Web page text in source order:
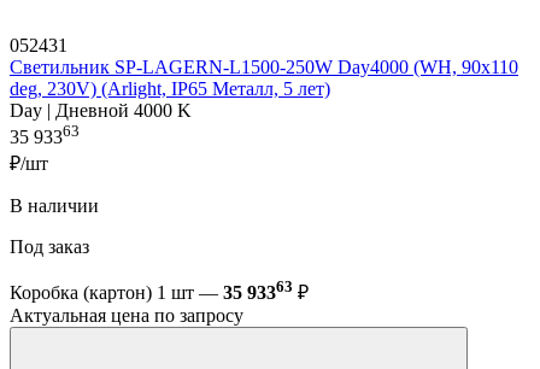
052431
Светильник SP-LAGERN-L1500-250W Day4000 (WH, 90х110
deg, 230V) (Arlight, IP65 Металл, 5 лет)
Day | Дневной 4000 K
35 93363
₽/шт
В наличии
Под заказ
Коробка (картон) 1 шт — 35 93363 ₽
Актуальная цена по запросу